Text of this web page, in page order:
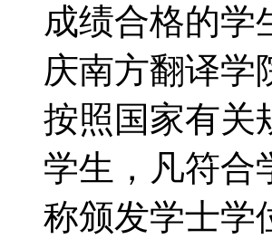
成绩合格的学
庆南方翻译学
按照国家有关
学生，凡符合
称颁发学士学